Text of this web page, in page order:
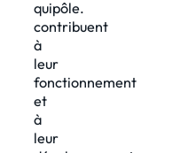
qui
contribuent
à
leur
fonctionnement
et
à
leur
pôle.